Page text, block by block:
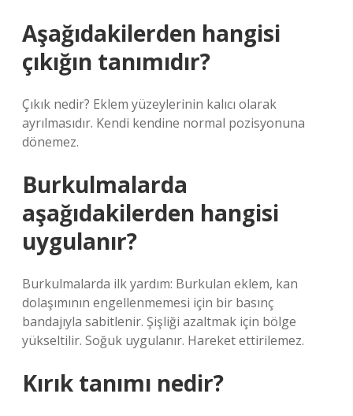
Aşağıdakilerden hangisi
çıkığın tanımıdır?
Çıkık nedir? Eklem yüzeylerinin kalıcı olarak
ayrılmasıdır. Kendi kendine normal pozisyonuna
dönemez.
Burkulmalarda
aşağıdakilerden hangisi
uygulanır?
Burkulmalarda ilk yardım: Burkulan eklem, kan
dolaşımının engellenmemesi için bir basınç
bandajıyla sabitlenir. Şişliği azaltmak için bölge
yükseltilir. Soğuk uygulanır. Hareket ettirilemez.
Kırık tanımı nedir?